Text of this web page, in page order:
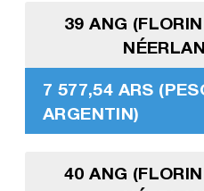
39 ANG
7 577,54 ARS
ARGENTIN)
40 ANG